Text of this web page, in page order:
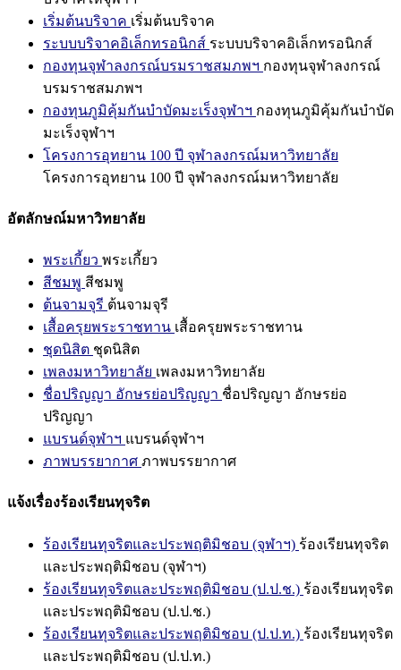
เริ่มต้นบริจาค เริ่มต้นบริจาค
ระบบบริจาคอิเล็กทรอนิกส์ ระบบบริจาคอิเล็กทรอนิกส์
กองทุนจุฬาลงกรณ์บรมราชสมภพฯ กองทุนจุฬาลงกรณ์
บรมราชสมภพฯ
กองทุนภูมิคุ้มกันบำบัดมะเร็งจุฬาฯ กองทุนภูมิคุ้มกันบำบัด
มะเร็งจุฬาฯ
โครงการอุทยาน 100 ปี จุฬาลงกรณ์มหาวิทยาลัย
โครงการอุทยาน 100 ปี จุฬาลงกรณ์มหาวิทยาลัย
อัตลักษณ์มหาวิทยาลัย
พระเกี้ยว พระเกี้ยว
สีชมพู สีชมพู
ต้นจามจุรี ต้นจามจุรี
เสื้อครุยพระราชทาน เสื้อครุยพระราชทาน
ชุดนิสิต ชุดนิสิต
เพลงมหาวิทยาลัย เพลงมหาวิทยาลัย
ชื่อปริญญา อักษรย่อปริญญา ชื่อปริญญา อักษรย่อ
ปริญญา
แบรนด์จุฬาฯ แบรนด์จุฬาฯ
ภาพบรรยากาศ ภาพบรรยากาศ
แจ้งเรื่องร้องเรียนทุจริต
ร้องเรียนทุจริตและประพฤติมิชอบ (จุฬาฯ) ร้องเรียนทุจริต
และประพฤติมิชอบ (จุฬาฯ)
ร้องเรียนทุจริตและประพฤติมิชอบ (ป.ป.ช.) ร้องเรียนทุจริต
และประพฤติมิชอบ (ป.ป.ช.)
ร้องเรียนทุจริตและประพฤติมิชอบ (ป.ป.ท.) ร้องเรียนทุจริต
และประพฤติมิชอบ (ป.ป.ท.)